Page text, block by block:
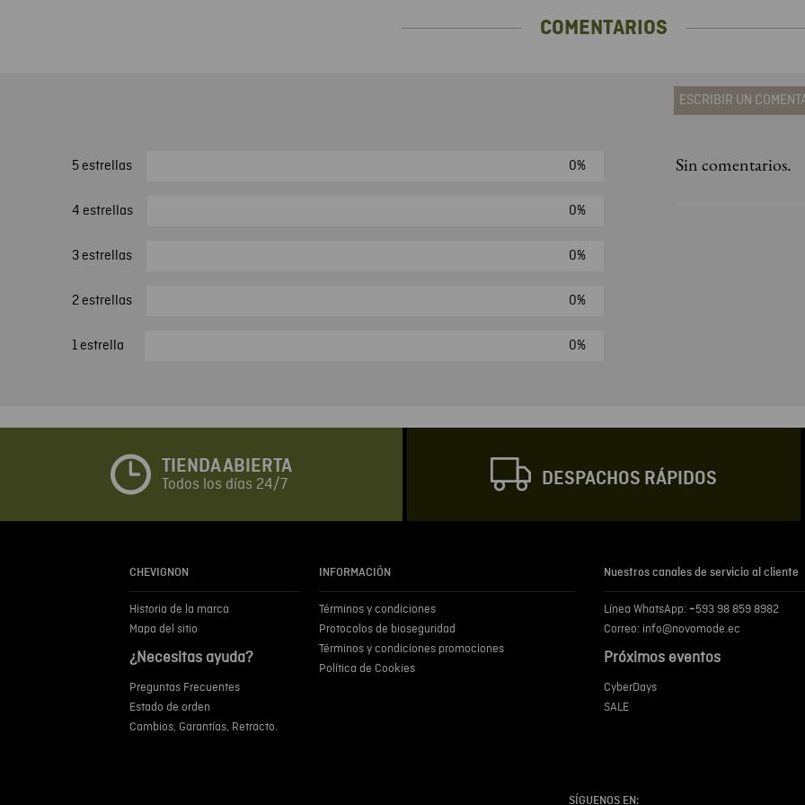
COMENTARIOS
5 estrellas 0%
4 estrellas 0%
3 estrellas 0%
2 estrellas 0%
1 estrella 0%
ESCRIBIR UN
Agregar
Escribir comentario
Sin comentarios.
TIENDA ABIERTA
Todos los días 24/7 DESPACHOS RÁPIDOS
CHEVIGNON
Historia de la marca
Mapa del sitio
¿Necesitas ayuda?
Preguntas Frecuentes
Estado de orden
Cambios, Garantías, Retracto.
INFORMACIÓN
Términos y condiciones
Protocolos de bioseguridad
Términos y condiciones promociones
Política de Cookies
Nuestros canales de servicio al cliente
Línea WhatsApp: +593 98 859 8982
Correo: info@novomode.ec
Próximos eventos
CyberDays
SALE
SÍGUENOS EN: